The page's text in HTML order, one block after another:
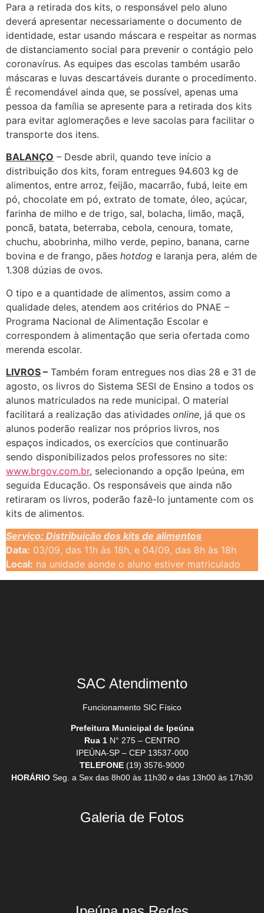
Para a retirada dos kits, o responsável pelo aluno
deverá apresentar necessariamente o documento de
identidade, estar usando máscara e respeitar as normas
de distanciamento social para prevenir o contágio pelo
coronavírus. As equipes das escolas também usarão
máscaras e luvas descartáveis durante o procedimento.
É recomendável ainda que, se possível, apenas uma
pessoa da família se apresente para a retirada dos kits
para evitar aglomerações e leve sacolas para facilitar o
transporte dos itens.
BALANÇO – Desde abril, quando teve início a
distribuição dos kits, foram entregues 94.603 kg de
alimentos, entre arroz, feijão, macarrão, fubá, leite em
pó, chocolate em pó, extrato de tomate, óleo, açúcar,
farinha de milho e de trigo, sal, bolacha, limão, maçã,
poncã, batata, beterraba, cebola, cenoura, tomate,
chuchu, abobrinha, milho verde, pepino, banana, carne
bovina e de frango, pães hotdog e laranja pera, além de
1.308 dúzias de ovos.
O tipo e a quantidade de alimentos, assim como a
qualidade deles, atendem aos critérios do PNAE –
Programa Nacional de Alimentação Escolar e
correspondem à alimentação que seria ofertada como
merenda escolar.
LIVROS – Também foram entregues nos dias 28 e 31 de
agosto, os livros do Sistema SESI de Ensino a todos os
alunos matriculados na rede municipal. O material
facilitará a realização das atividades online, já que os
alunos poderão realizar nos próprios livros, nos
espaços indicados, os exercícios que continuarão
sendo disponibilizados pelos professores no site:
www.brgov.com.br, selecionando a opção Ipeúna, em
seguida Educação. Os responsáveis que ainda não
retiraram os livros, poderão fazê-lo juntamente com os
kits de alimentos.
Serviço: Distribuição dos kits de alimentos
Data: 03/09, das 11h às 18h, e 04/09, das 8h às 18h
Local: na unidade aonde o aluno estiver matriculado
SAC Atendimento
Funcionamento SIC Físico
Prefeitura Municipal de Ipeúna
Rua 1 N° 275 – CENTRO
IPEÚNA-SP – CEP 13537-000
TELEFONE (19) 3576-9000
HORÁRIO Seg. a Sex das 8h00 às 11h30 e das 13h00 às 17h30
Galeria de Fotos